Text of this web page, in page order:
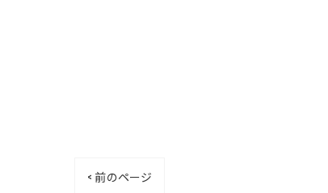
< 前のページ